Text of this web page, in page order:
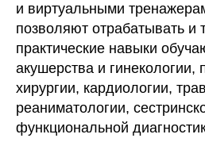
и виртуальными
позволяют отрабатывать и
практические навыки
акушерства и гинекологии,
хирургии, кардиологии,
реаниматологии,
функциональной